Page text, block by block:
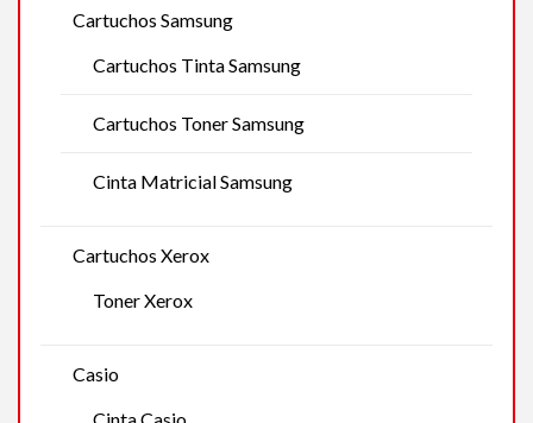
Cartuchos Samsung
Cartuchos Tinta Samsung
Cartuchos Toner Samsung
Cinta Matricial Samsung
Cartuchos Xerox
Toner Xerox
Casio